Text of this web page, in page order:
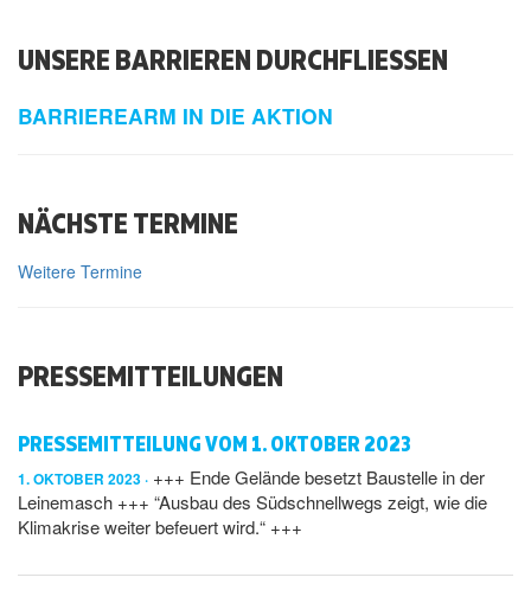
UNSERE BARRIEREN DURCHFLIESSEN
BARRIEREARM IN DIE AKTION
NÄCHSTE TERMINE
Weitere Termine
PRESSEMITTEILUNGEN
PRESSEMITTEILUNG VOM 1. OKTOBER 2023
1. OKTOBER 2023
+++ Ende Gelände besetzt Baustelle in der
Leinemasch +++ “Ausbau des Südschnellwegs zeigt, wie die
Klimakrise weiter befeuert wird.“ +++